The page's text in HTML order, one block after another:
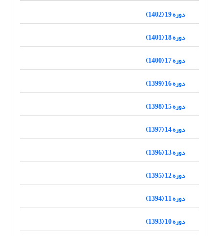
دوره 19 (1402)
دوره 18 (1401)
دوره 17 (1400)
دوره 16 (1399)
دوره 15 (1398)
دوره 14 (1397)
دوره 13 (1396)
دوره 12 (1395)
دوره 11 (1394)
دوره 10 (1393)